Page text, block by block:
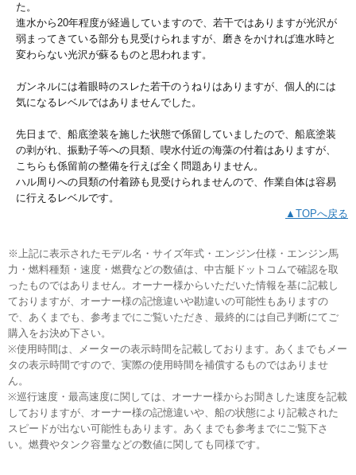
た。
進水から20年程度が経過していますので、若干ではありますが光沢が
弱まってきている部分も見受けられますが、磨きをかければ進水時と
変わらない光沢が蘇るものと思われます。
ガンネルには着眼時のスレた若干のうねりはありますが、個人的には
気になるレベルではありませんでした。
先日まで、船底塗装を施した状態で係留していましたので、船底塗装
の剥がれ、振動子等への貝類、喫水付近の海藻の付着はありますが、
こちらも係留前の整備を行えば全く問題ありません。
ハル周りへの貝類の付着跡も見受けられませんので、作業自体は容易
に行えるレベルです。
▲TOPへ戻る
※上記に表示されたモデル名・サイズ年式・エンジン仕様・エンジン馬
力・燃料種類・速度・燃費などの数値は、中古艇ドットコムで確認を取
ったものではありません。オーナー様からいただいた情報を基に記載し
ておりますが、オーナー様の記憶違いや勘違いの可能性もありますの
で、あくまでも、参考までにご覧いただき、最終的には自己判断にてご
購入をお決め下さい。
※使用時間は、メーターの表示時間を記載しております。あくまでもメー
タの表示時間ですので、実際の使用時間を補償するものではありませ
ん。
※巡行速度・最高速度に関しては、オーナー様からお聞きした速度を記載
しておりますが、オーナー様の記憶違いや、船の状態により記載された
スピードが出ない可能性もあります。あくまでも参考までにご覧下さ
い。燃費やタンク容量などの数値に関しても同様です。